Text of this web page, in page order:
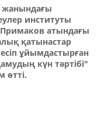
жанындағы
институты
атындағы
қатынастар
ұйымдастырған
күн тәртібі"
өтті.